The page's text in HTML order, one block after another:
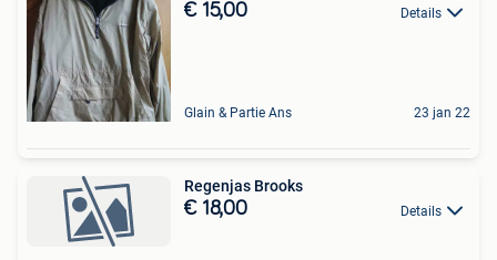
€ 15,00 Details
Glain & Partie Ans 23 jan 22
Regenjas Brooks
€ 18,00 Details